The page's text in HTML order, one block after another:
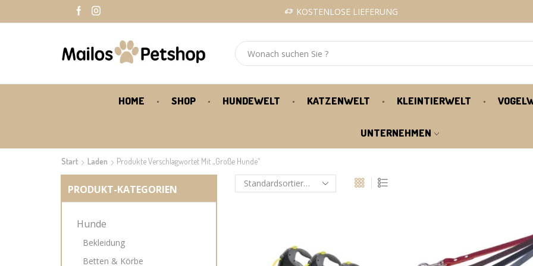
KOSTENLOSE LIEFERUNG
HOME SHOP HUNDEWELT KATZENWELT KLEINTIERWELT
UNTERNEHMEN
Start Laden Produkte Verschlagwortet Mit „Große Hunde“
PRODUKT-KATEGORIEN
Hunde
Bekleidung
Betten & Körbe